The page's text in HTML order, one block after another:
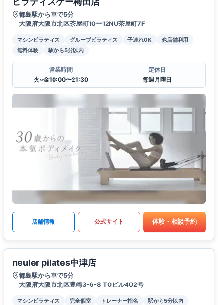
都島駅から車で5分
大阪府大阪市北区茶屋町10ー12NU茶屋町7F
マシンピラティス グループピラティス 子連れOK
他店舗利用
無料体験
駅から5分以内
営業時間
火~金10:00〜21:30
定休日
毎週月曜日
店舗情報 公式サイト 体験・相談予約
neuler pilates中津店
都島駅から車で5分
大阪府大阪市北区豊崎3-6-8 TOビル402号
マシンピラティス 完全個室 トレーナー指名 駅から5分以内